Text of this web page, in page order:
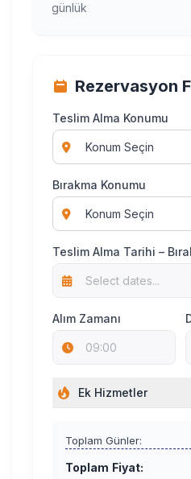
günlük
Rezervasyon
Teslim Alma Konumu
Bırakma Konumu
Teslim Alma Tarihi –
Alım Zamanı
Ek Hizmetler
Toplam Günler:
Toplam Fiyat: